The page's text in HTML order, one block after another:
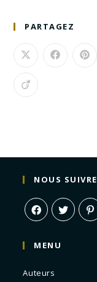
PARTAGEZ
NOUS SUIVRE
MENU
Auteurs